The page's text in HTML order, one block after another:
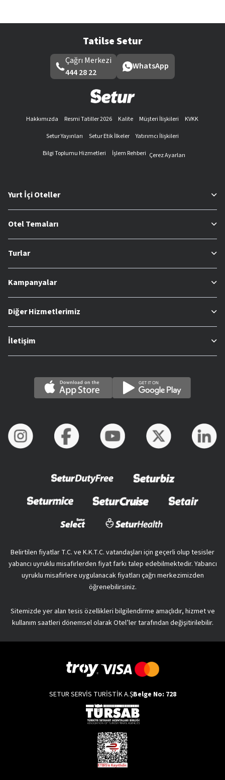
Tatilse Setur
Çağrı Merkezi
444 28 22
WhatsApp
Hakkımızda Resmi Tatiller 2026 Kalite Müşteri İlişkileri
KVKK
Setur Yayınları
Setur Etik İlkeler
Yatırımcı İlişkileri
Bilgi Toplumu Hizmetleri
İşlem Rehberi Çerez Ayarları
Yurt İçi Oteller
Otel Temaları
Turlar
Kampanyalar
Diğer Hizmetlerimiz
İletişim
Belirtilen fiyatlar T.C. ve K.K.T.C. vatandaşları için geçerli olup tesisler
yabancı uyruklu misafirlerden fiyat farkı talep edebilmektedir. Yabancı
uyruklu misafirlere uygulanacak fiyatları çağrı merkezimizden
öğrenebilirsiniz.
Sitemizde yer alan tesis özellikleri bilgilendirme amaçlıdır, hizmet ve
kullanım saatleri dönemsel olarak Otel’ler tarafından değişitirilebilir.
SETUR SERVİS TURİSTİK A.ŞBelge No: 728